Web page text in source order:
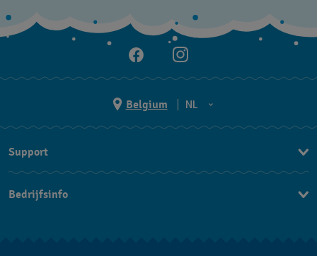
Belgium
NL
NL
Support
FAQ
Bedrijfsinfo